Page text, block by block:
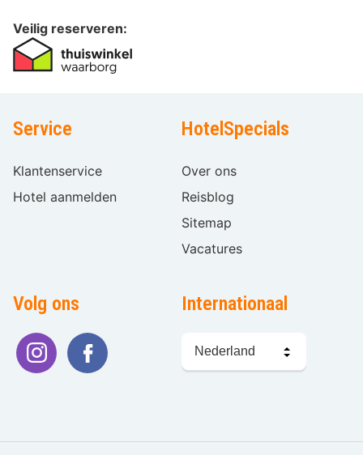
Veilig reserveren:
Service
Klantenservice
Hotel aanmelden
HotelSpecials
Over ons
Reisblog
Sitemap
Vacatures
Volg ons Internationaal
kiezen